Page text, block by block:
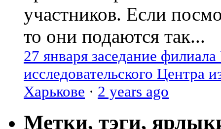
участников. Если
то они подаются так...
27 января заседание
исследовательского Центра
Харькове · 2 years ago
Метки, тэги,